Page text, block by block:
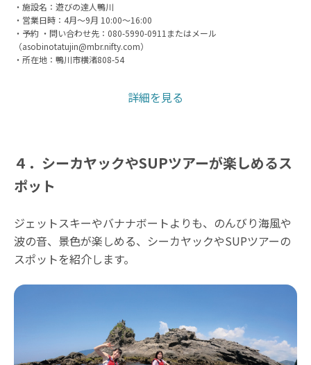
・施設名：遊びの達人鴨川
・営業日時：4月～9月 10:00～16:00
・予約 ・問い合わせ先：080-5990-0911またはメール
（asobinotatujin@mbr.nifty.com）
・所在地：鴨川市横渚808-54
詳細を見る
４．シーカヤックやSUPツアーが楽しめるス
ポット
ジェットスキーやバナナボートよりも、のんびり海風や
波の音、景色が楽しめる、シーカヤックやSUPツアーの
スポットを紹介します。